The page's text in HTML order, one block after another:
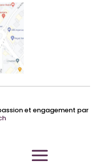
et engagement par